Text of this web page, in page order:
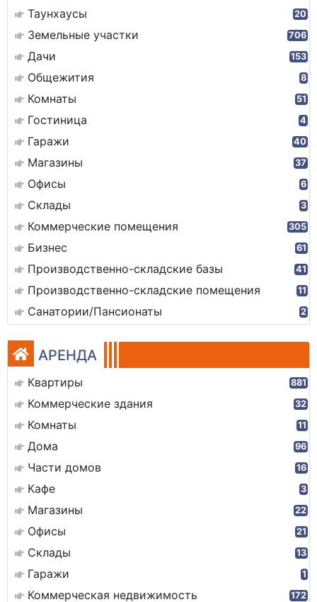
Таунхаусы 20
Земельные участки 706
Дачи 153
Общежития 8
Комнаты 51
Гостиница 4
Гаражи 40
Магазины 37
Офисы 6
Склады 3
Коммерческие помещения 305
Бизнес 61
Производственно-складские базы 41
Производственно-складские помещения 11
Санатории/Пансионаты 2
АРЕНДА
Квартиры 881
Коммерческие здания 32
Комнаты 11
Дома 96
Части домов 16
Кафе 3
Магазины 22
Офисы 21
Склады 13
Гаражи 1
Коммерческая недвижимость 172